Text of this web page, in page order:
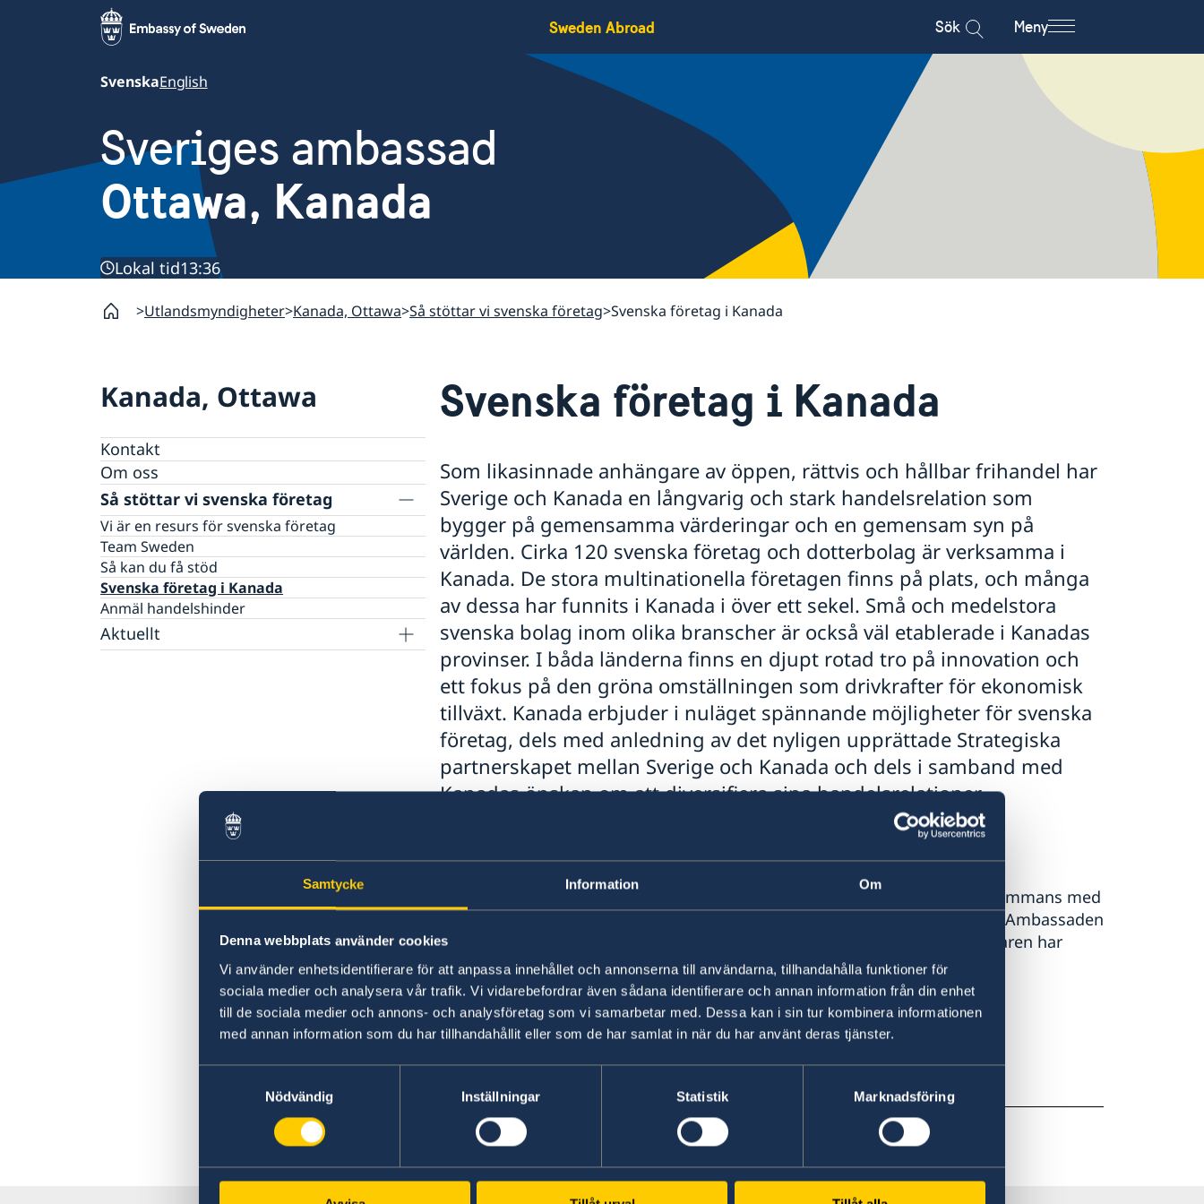
Samtycke Information Om
Denna webbplats använder cookies
Vi använder enhetsidentifierare för att anpassa innehållet och annonserna till användarna, tillhandahålla funktioner för
sociala medier och analysera vår trafik. Vi vidarebefordrar även sådana identifierare och annan information från din enhet
till de sociala medier och annons- och analysföretag som vi samarbetar med. Dessa kan i sin tur kombinera informationen
med annan information som du har tillhandahållit eller som de har samlat in när du har använt deras tjänster.
Nödvändig
Inställningar Statistik Marknadsföring
Sweden Abroad Sök Meny
SvenskaEnglish
Sveriges ambassad
Ottawa, Kanada
Lokal tid13:36
Utlandsmyndigheter Kanada, Ottawa Så stöttar vi svenska företag Svenska företag i Kanada
Kanada, Ottawa
Kontakt
Om oss
Så stöttar vi svenska företag
Vi är en resurs för svenska företag
Team Sweden
Så kan du få stöd
Svenska företag i Kanada
Anmäl handelshinder
Aktuellt
Svenska företag i Kanada
Som likasinnade anhängare av öppen, rättvis och hållbar frihandel har
Sverige och Kanada en långvarig och stark handelsrelation som
bygger på gemensamma värderingar och en gemensam syn på
världen. Cirka 120 svenska företag och dotterbolag är verksamma i
Kanada. De stora multinationella företagen finns på plats, och många
av dessa har funnits i Kanada i över ett sekel. Små och medelstora
svenska bolag inom olika branscher är också väl etablerade i Kanadas
provinser. I båda länderna finns en djupt rotad tro på innovation och
ett fokus på den gröna omställningen som drivkrafter för ekonomisk
tillväxt. Kanada erbjuder i nuläget spännande möjligheter för svenska
företag, dels med anledning av det nyligen upprättade Strategiska
partnerskapet mellan Sverige och Kanada och dels i samband med
Kanadas önskan om att diversifiera sina handelsrelationer.
Ambassaden samarbetar ofta i de näringslivsfrämjande aktiviteterna tillsammans med
Business Sweden och även med Svensk-kanadensiska handelskammaren. Ambassaden
finns i Ottawa. Business Sweden och Svensk-kanadensiska handelskammaren har
bägge kontor i Toronto.
Business Sweden i Toronto
The Swedish Canadian Chamber of Commerce
Senast uppdaterad 19 dec. 2025, 15.55